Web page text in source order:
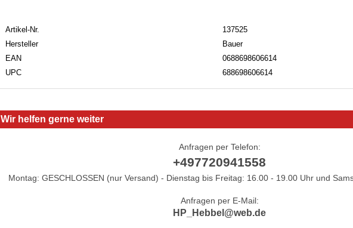
Artikel-Nr.
137525
Hersteller
Bauer
EAN
0688698606614
UPC
688698606614
Wir helfen gerne weiter
Anfragen per Telefon:
+497720941558
Montag: GESCHLOSSEN (nur Versand) - Dienstag bis Freitag: 16.00 - 19.00 Uhr und
Anfragen per E-Mail:
HP_Hebbel@web.de